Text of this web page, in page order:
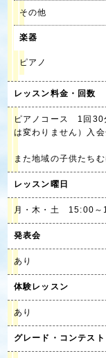
その他
楽器
ピアノ
レッスン料金・回数
ピアノコース 1回30
は変わりません）入
また地域の子供たち
レッスン曜日
月・木・土 15:00～
発表会
あり
体験レッスン
あり
グレード・コンテスト